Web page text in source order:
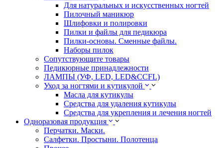
Для натуральных и искусственных ногтей
Пилочный маникюр
Шлифовки и полировки
Пилки и файлы для педикюра
Пилки-основы. Сменные файлы.
Наборы пилок
Сопутствующите товары
Педикюрные принадлежности
ЛАМПЫ (УФ, LED, LED&CCFL)
Уход за ногтями и кутикулой
Масла для кутикулы
Средства для удаления кутикулы
Средства для укрепления и лечения ногтей
Одноразовая продукция
Перчатки. Маски.
Салфетки. Простыни. Полотенца